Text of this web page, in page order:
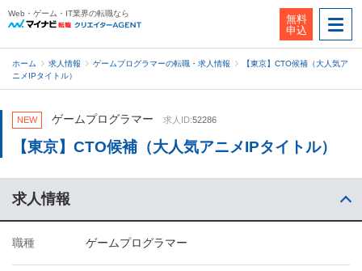
Web・ゲーム・IT業界の転職なら
無料
申込
ホーム 求人情報 ゲームプログラマーの転職・求人情報
【東京】CTO候補（大人気ア
ニメIPタイトル）
NEW ゲームプログラマー 求人ID:52286
【東京】CTO候補（大人気アニメIPタイトル）
求人情報
職種 ゲームプログラマー